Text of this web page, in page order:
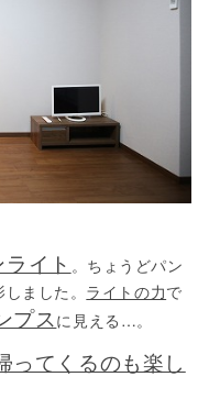
イト 。ちょうどパン
ました。 ライトの力で
プス に見える…。
ってくるのも楽し